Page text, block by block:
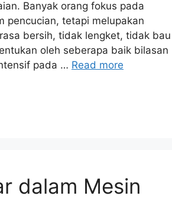
Banyak orang fokus pada
pencucian, tetapi melupakan
bersih, tidak lengket, tidak bau
oleh seberapa baik bilasan
pada … Read more
dalam Mesin